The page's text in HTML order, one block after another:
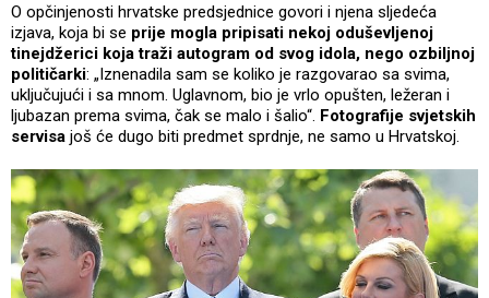
O opčinjenosti hrvatske predsjednice govori i njena sljedeća
izjava, koja bi se prije mogla pripisati nekoj oduševljenoj
tinejdžerici koja traži autogram od svog idola, nego ozbiljnoj
političarki: „Iznenadila sam se koliko je razgovarao sa svima,
uključujući i sa mnom. Uglavnom, bio je vrlo opušten, ležeran i
ljubazan prema svima, čak se malo i šalio“. Fotografije svjetskih
servisa još će dugo biti predmet sprdnje, ne samo u Hrvatskoj.